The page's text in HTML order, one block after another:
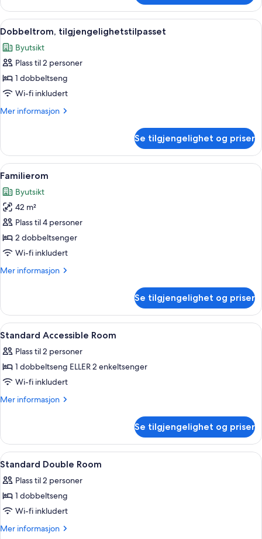
–
superior,
2
Åpne
alle
bildene
av
Dobbeltrom,
tilgjengelighetstilpasset
Dobbeltrom,
4
Dobbeltrom, tilgjengelighetstilpasset
Byutsikt
Plass til 2 personer
1 dobbeltseng
Wi-fi inkludert
Mer informasjon
Mer
tilgjengelighetstilpasset
Se tilgjengelighet og priser
Åpne
alle
bildene
av
Familierom
1 soverom, allergitestet sengetøy,
5
Familierom
Byutsikt
42 m²
Plass til 4 personer
2 dobbeltsenger
Wi-fi inkludert
Mer informasjon
Mer
Se tilgjengelighet og priser
Åpne
alle
bildene
av
Standard
Accessible
1 soverom, allergitestet sengetøy,
6
Standard Accessible Room
Plass til 2 personer
1 dobbeltseng ELLER 2 enkeltsenger
Wi-fi inkludert
Mer informasjon
Mer
Accessible
Room
Se tilgjengelighet og priser
Åpne
alle
bildene
av
Standard
Double
1 soverom, allergitestet sengetøy,
4
Standard Double Room
Plass til 2 personer
1 dobbeltseng
Wi-fi inkludert
Mer informasjon
Mer